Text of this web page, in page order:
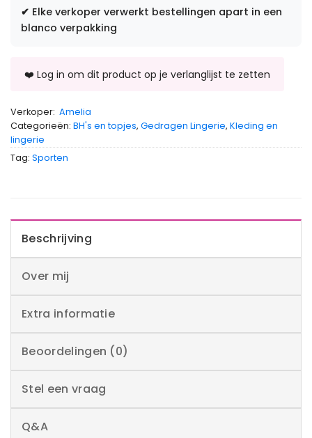
✔ Elke verkoper verwerkt bestellingen apart in een
blanco verpakking
Verkoper: Amelia
Categorieën: BH's en topjes, Gedragen Lingerie, Kleding en
lingerie
Tag: Sporten
Beschrijving
Over mij
Extra informatie
Beoordelingen (0)
Stel een vraag
Q&A